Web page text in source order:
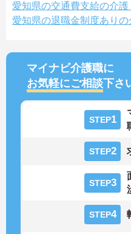
愛知県の交通費支給の介護
愛知県の退職金制度ありの
マイナビ介護職に
お気軽にご相談下さ
STEP1
STEP2
STEP3
STEP4